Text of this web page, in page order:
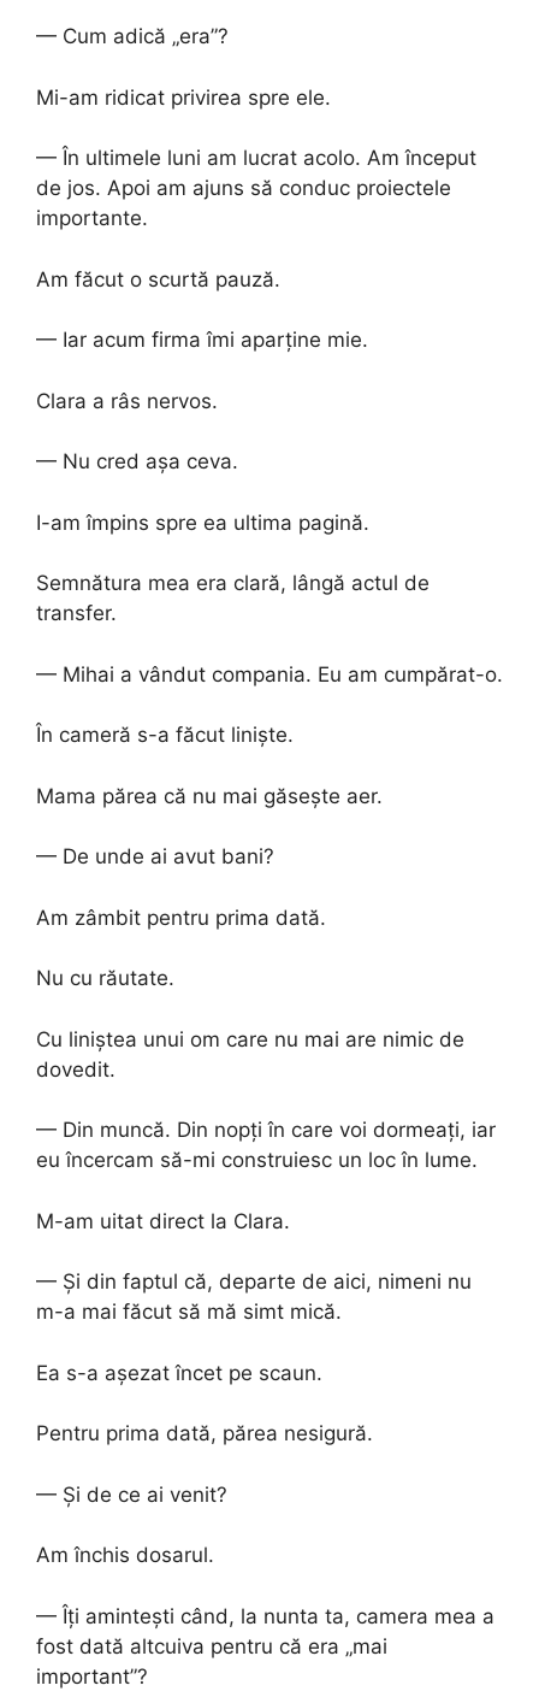
— Cum adică „era”?
Mi-am ridicat privirea spre ele.
— În ultimele luni am lucrat acolo. Am început
de jos. Apoi am ajuns să conduc proiectele
importante.
Am făcut o scurtă pauză.
— Iar acum firma îmi aparține mie.
Clara a râs nervos.
— Nu cred așa ceva.
I-am împins spre ea ultima pagină.
Semnătura mea era clară, lângă actul de
transfer.
— Mihai a vândut compania. Eu am cumpărat-o.
În cameră s-a făcut liniște.
Mama părea că nu mai găsește aer.
— De unde ai avut bani?
Am zâmbit pentru prima dată.
Nu cu răutate.
Cu liniștea unui om care nu mai are nimic de
dovedit.
— Din muncă. Din nopți în care voi dormeați, iar
eu încercam să-mi construiesc un loc în lume.
M-am uitat direct la Clara.
— Și din faptul că, departe de aici, nimeni nu
m-a mai făcut să mă simt mică.
Ea s-a așezat încet pe scaun.
Pentru prima dată, părea nesigură.
— Și de ce ai venit?
Am închis dosarul.
— Îți amintești când, la nunta ta, camera mea a
fost dată altcuiva pentru că era „mai
important”?